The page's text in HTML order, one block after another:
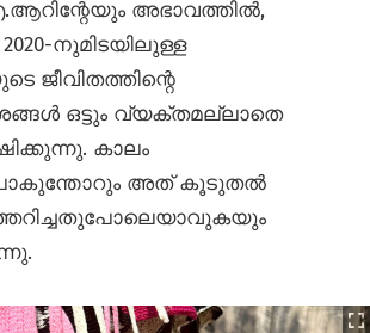
അഭാവത്തിൽ,
2020-നുമിടയിലുള്ള
ജീവിതത്തിന്റെ
ഒട്ടും വ്യക്തമല്ലാതെ
കാലം
അത് കൂടുതൽ